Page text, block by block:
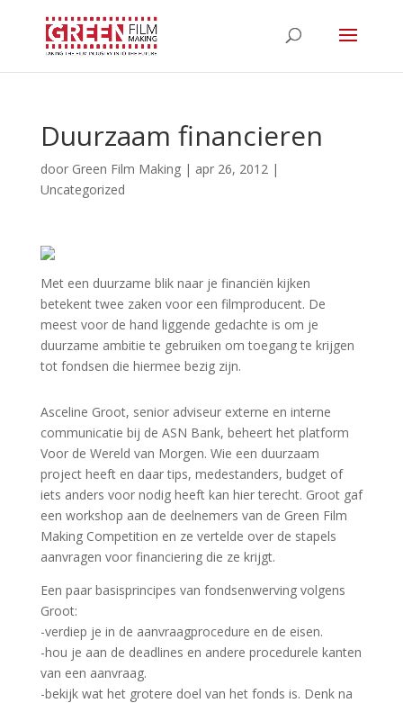
Duurzaam financieren
door Green Film Making| apr 26, 2012|
Uncategorized
Met een duurzame blik naar je financiën kijken
betekent twee zaken voor een filmproducent. De
meest voor de hand liggende gedachte is om je
duurzame ambitie te gebruiken om toegang te krijgen
tot fondsen die hiermee bezig zijn.
Asceline Groot, senior adviseur externe en interne
communicatie bij de ASN Bank, beheert het platform
Voor de Wereld van Morgen. Wie een duurzaam
project heeft en daar tips, medestanders, budget of
iets anders voor nodig heeft kan hier terecht. Groot gaf
een workshop aan de deelnemers van de Green Film
Making Competition en ze vertelde over de stapels
aanvragen voor financiering die ze krijgt.
Een paar basisprincipes van fondsenwerving volgens
Groot:
-verdiep je in de aanvraagprocedure en de eisen.
-hou je aan de deadlines en andere procedurele kanten
van een aanvraag.
-bekijk wat het grotere doel van het fonds is. Denk na